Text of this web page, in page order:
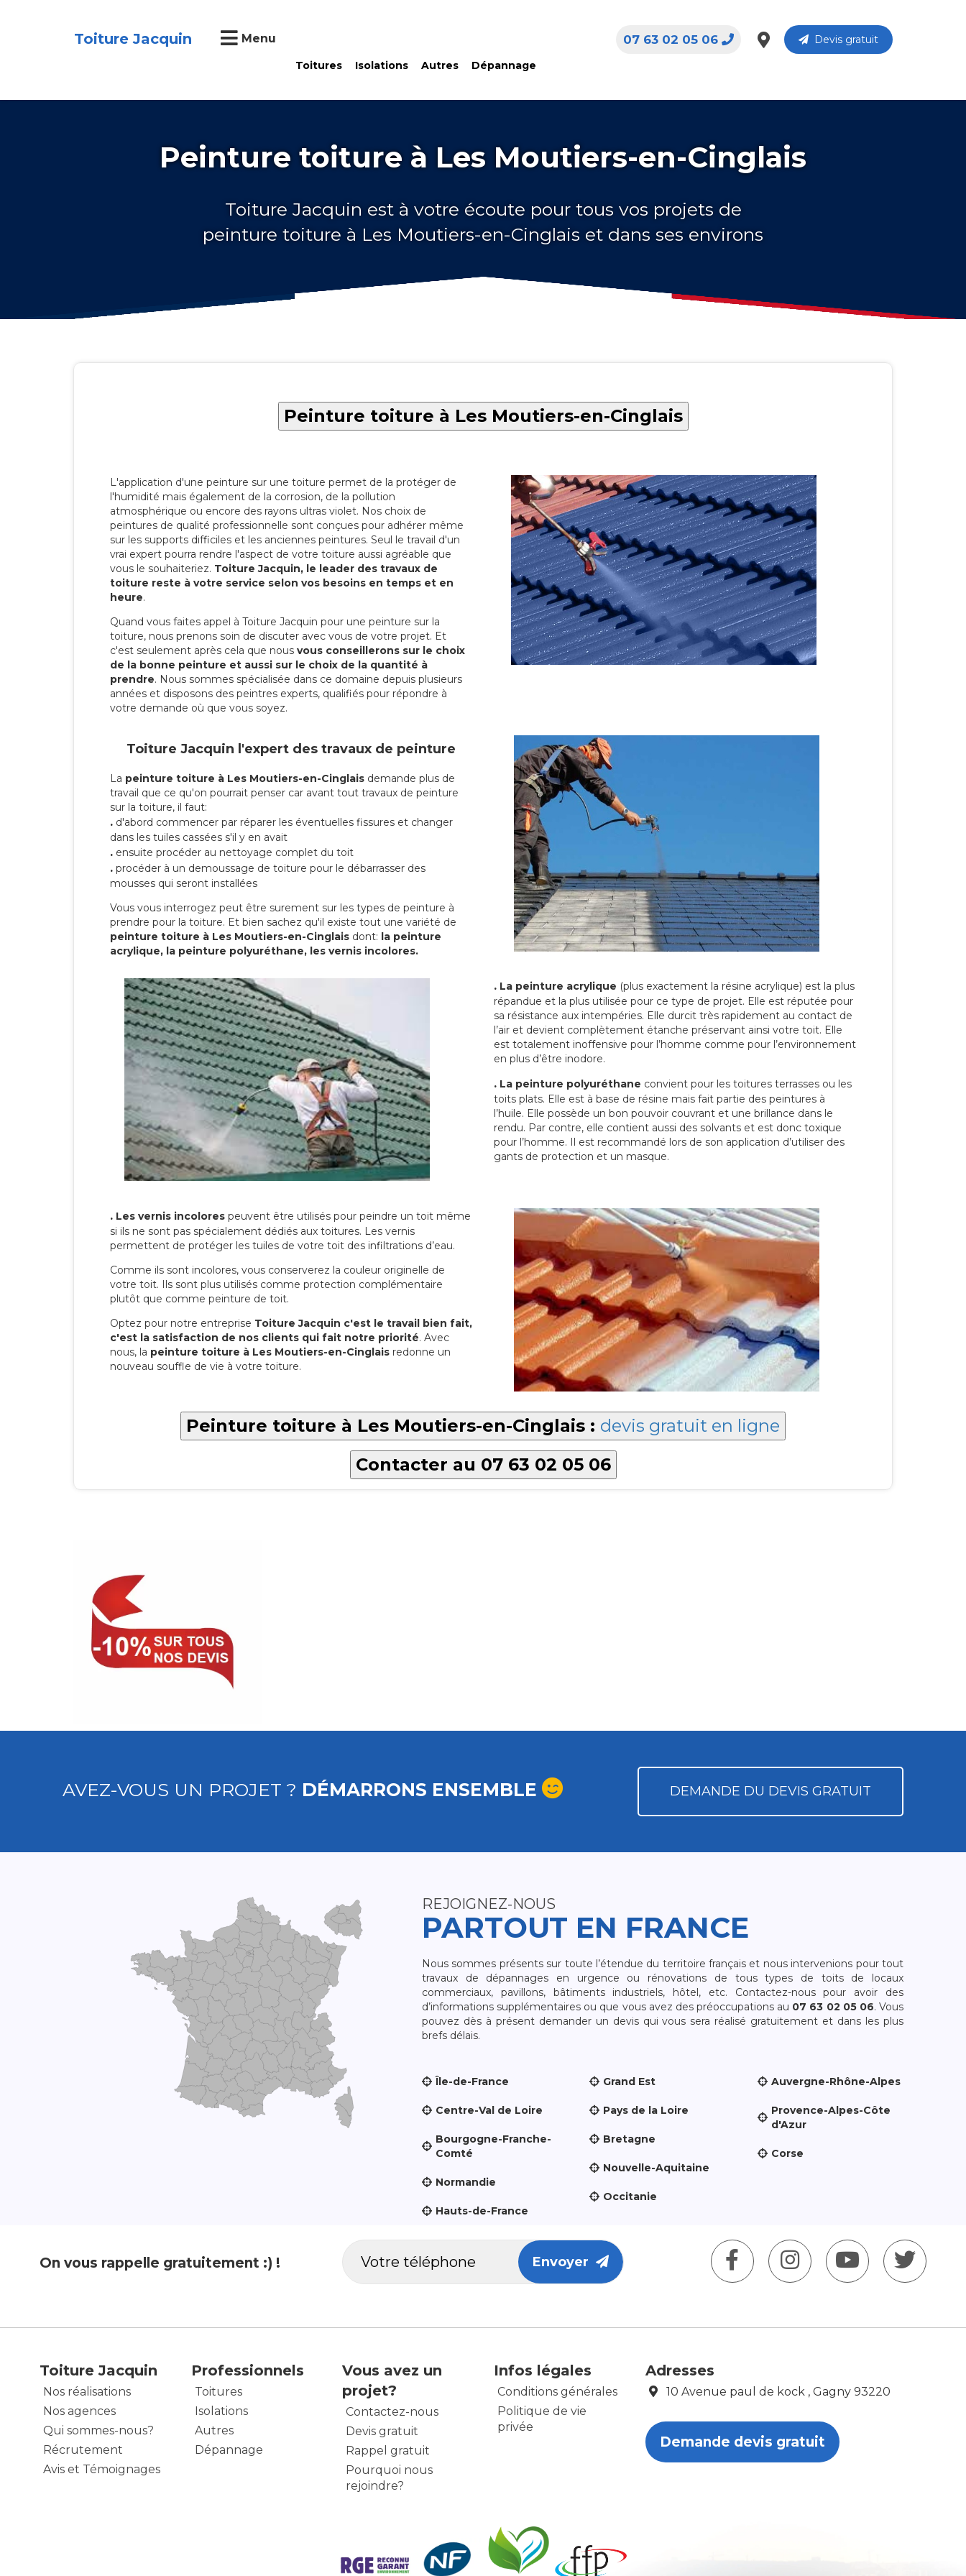
Toiture Jacquin Menu
Toitures Isolations Autres Dépannage
Devis gratuit
07 63 02 05 06
Peinture toiture à Les Moutiers-en-Cinglais
Toiture Jacquin est à votre écoute pour tous vos projets de
peinture toiture à Les Moutiers-en-Cinglais et dans ses environs
Peinture toiture à Les Moutiers-en-Cinglais
L'application d'une peinture sur une toiture permet de la protéger de
l'humidité mais également de la corrosion, de la pollution
atmosphérique ou encore des rayons ultras violet. Nos choix de
peintures de qualité professionnelle sont conçues pour adhérer même
sur les supports difficiles et les anciennes peintures. Seul le travail d'un
vrai expert pourra rendre l'aspect de votre toiture aussi agréable que
vous le souhaiteriez. Toiture Jacquin, le leader des travaux de
toiture reste à votre service selon vos besoins en temps et en
heure.
Quand vous faites appel à Toiture Jacquin pour une peinture sur la
toiture, nous prenons soin de discuter avec vous de votre projet. Et
c'est seulement après cela que nous vous conseillerons sur le choix
de la bonne peinture et aussi sur le choix de la quantité à
prendre. Nous sommes spécialisée dans ce domaine depuis plusieurs
années et disposons des peintres experts, qualifiés pour répondre à
votre demande où que vous soyez.
Toiture Jacquin l'expert des travaux de peinture
La peinture toiture à Les Moutiers-en-Cinglais demande plus de
travail que ce qu'on pourrait penser car avant tout travaux de peinture
sur la toiture, il faut:
. d'abord commencer par réparer les éventuelles fissures et changer
dans les tuiles cassées s'il y en avait
. ensuite procéder au nettoyage complet du toit
. procéder à un demoussage de toiture pour le débarrasser des
mousses qui seront installées
Vous vous interrogez peut être surement sur les types de peinture à
prendre pour la toiture. Et bien sachez qu'il existe tout une variété de
peinture toiture à Les Moutiers-en-Cinglais dont: la peinture
acrylique, la peinture polyuréthane, les vernis incolores.
. La peinture acrylique (plus exactement la résine acrylique) est la plus
répandue et la plus utilisée pour ce type de projet. Elle est réputée pour
sa résistance aux intempéries. Elle durcit très rapidement au contact de
l’air et devient complètement étanche préservant ainsi votre toit. Elle
est totalement inoffensive pour l’homme comme pour l’environnement
en plus d’être inodore.
. La peinture polyuréthane convient pour les toitures terrasses ou les
toits plats. Elle est à base de résine mais fait partie des peintures à
l’huile. Elle possède un bon pouvoir couvrant et une brillance dans le
rendu. Par contre, elle contient aussi des solvants et est donc toxique
pour l’homme. Il est recommandé lors de son application d’utiliser des
gants de protection et un masque.
. Les vernis incolores peuvent être utilisés pour peindre un toit même
si ils ne sont pas spécialement dédiés aux toitures. Les vernis
permettent de protéger les tuiles de votre toit des infiltrations d’eau.
Comme ils sont incolores, vous conserverez la couleur originelle de
votre toit. Ils sont plus utilisés comme protection complémentaire
plutôt que comme peinture de toit.
Optez pour notre entreprise Toiture Jacquin c'est le travail bien fait,
c'est la satisfaction de nos clients qui fait notre priorité. Avec
nous, la peinture toiture à Les Moutiers-en-Cinglais redonne un
nouveau souffle de vie à votre toiture.
Peinture toiture à Les Moutiers-en-Cinglais : devis gratuit en ligne
Contacter au 07 63 02 05 06
AVEZ-VOUS UN PROJET ? DÉMARRONS ENSEMBLE DEMANDE DU DEVIS GRATUIT
REJOIGNEZ-NOUS
PARTOUT EN FRANCE
Nous sommes présents sur toute l’étendue du territoire français et nous intervenions pour tout
travaux de dépannages en urgence ou rénovations de tous types de toits de locaux
commerciaux, pavillons, bâtiments industriels, hôtel, etc. Contactez-nous pour avoir des
d’informations supplémentaires ou que vous avez des préoccupations au 07 63 02 05 06. Vous
pouvez dès à présent demander un devis qui vous sera réalisé gratuitement et dans les plus
brefs délais.
Île-de-France
Centre-Val de Loire
Bourgogne-Franche-
Comté
Normandie
Hauts-de-France
Grand Est
Pays de la Loire
Bretagne
Nouvelle-Aquitaine
Occitanie
Auvergne-Rhône-Alpes
Provence-Alpes-Côte
d'Azur
Corse
On vous rappelle gratuitement :) ! Envoyer
Toiture Jacquin
Nos réalisations
Nos agences
Qui sommes-nous?
Récrutement
Avis et Témoignages
Professionnels
Toitures
Isolations
Autres
Dépannage
Vous avez un
projet?
Contactez-nous
Devis gratuit
Rappel gratuit
Pourquoi nous
rejoindre?
Infos légales
Conditions générales
Politique de vie
privée
Adresses
10 Avenue paul de kock , Gagny 93220
Demande devis gratuit